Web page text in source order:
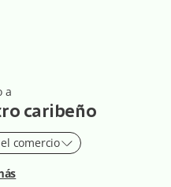
a
caribeño
comercio